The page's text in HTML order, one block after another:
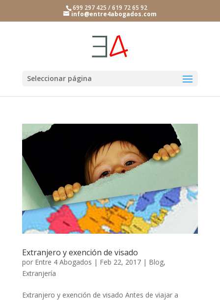
699 297 425 / 619 72 65 92
info@entre4abogados.com
Seleccionar página
Extranjero y exención de visado
por Entre 4 Abogados | Feb 22, 2017| Blog,
Extranjería
Extranjero y exención de visado Antes de viajar a